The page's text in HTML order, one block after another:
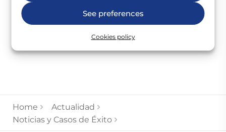
See preferences
Cookies policy
Home
Actualidad
Noticias y Casos de Éxito